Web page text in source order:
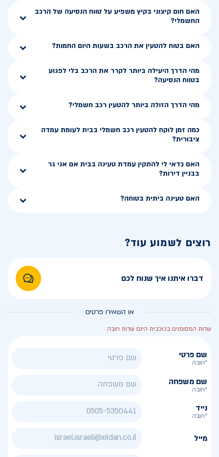
האם חום קיצוני בקיץ משפיע על טווח הנסיעה של הרכב
החשמלי?
האם בטוח להטעין את הרכב בשעות היום החמות?
מהי הדרך היעילה ביותר לקרר את הרכב בלי לפגוע
בטווח הנסיעה?
מהי הדרך הזולה ביותר להטעין רכב חשמלי?
כמה זמן לוקח להטעין רכב חשמלי בבית לעומת עמדה
ציבורית?
האם כדאי לי להתקין עמדת טעינה בבית אם אני גר
בבניין דירות?
האם טעינה ביתית בטוחה?
רוצים לשמוע עוד?
דברו איתנו איך שנוח לכם
או השאירו פרטים
שדות המסומנים בכוכבית הינם שדות חובה
שם פרטי
*חובה
שם משפחה
*חובה
נייד
*חובה
מייל